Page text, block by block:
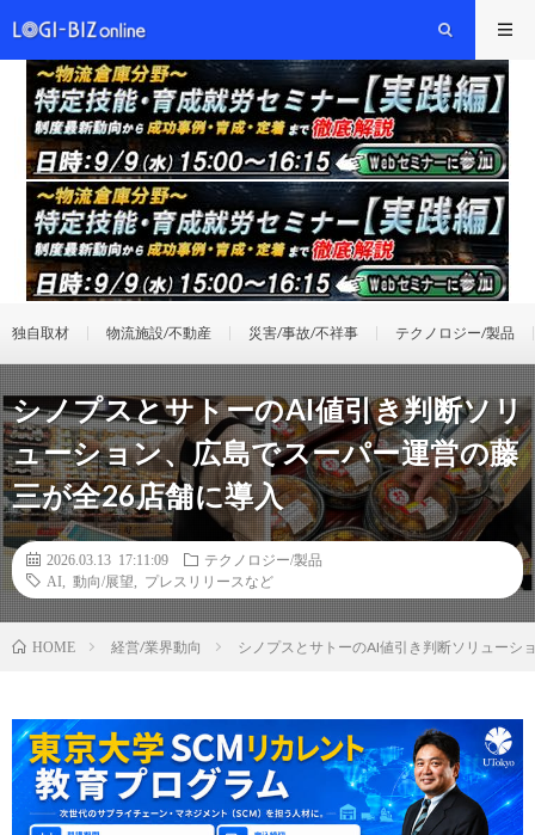
独自取材 物流施設/不動産 災害/事故/不祥事 テクノロジー/製品
シノプスとサトーのAI値引き判断ソリ
ューション、広島でスーパー運営の藤
三が全26店舗に導入
2026.03.13 17:11:09
テクノロジー/製品
AI
動向/展望 プレスリリースなど
HOME 経営/業界動向 シノプスとサトーのAI値引き判断ソリューシ